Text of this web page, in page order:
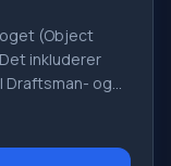
(Object
inkluderer
og
Pascal
at studere og